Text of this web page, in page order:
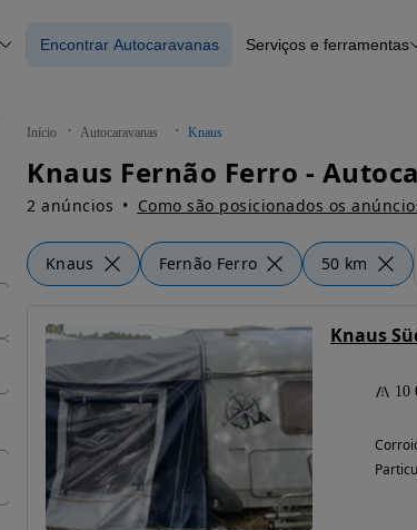
Encontrar Autocaravanas Serviços e ferramentas
Início Autocaravanas Knaus
Knaus Fernão Ferro -
2 anúncios Como são posicionados os
Knaus Fernão Ferro 50 km
Knaus
10